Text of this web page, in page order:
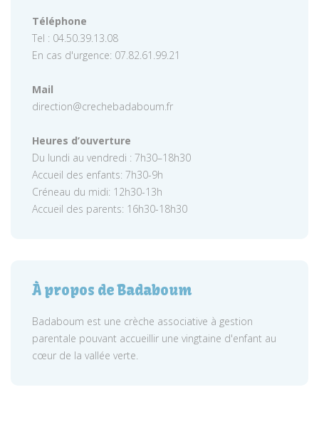
Téléphone
Tel : 04.50.39.13.08
En cas d'urgence: 07.82.61.99.21
Mail
direction@crechebadaboum.fr
Heures d’ouverture
Du lundi au vendredi : 7h30–18h30
Accueil des enfants: 7h30-9h
Créneau du midi: 12h30-13h
Accueil des parents: 16h30-18h30
À propos de Badaboum
Badaboum est une crèche associative à gestion
parentale pouvant accueillir une vingtaine d'enfant au
cœur de la vallée verte.